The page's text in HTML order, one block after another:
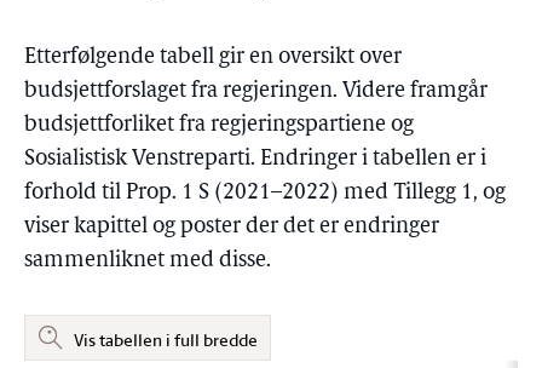
Etterfølgende tabell gir en oversikt over
budsjettforslaget fra regjeringen. Videre framgår
budsjettforliket fra regjeringspartiene og
Sosialistisk Venstreparti. Endringer i tabellen er i
forhold til Prop. 1 S (2021–2022) med Tillegg 1, og
viser kapittel og poster der det er endringer
sammenliknet med disse.
Vis tabellen i full bredde